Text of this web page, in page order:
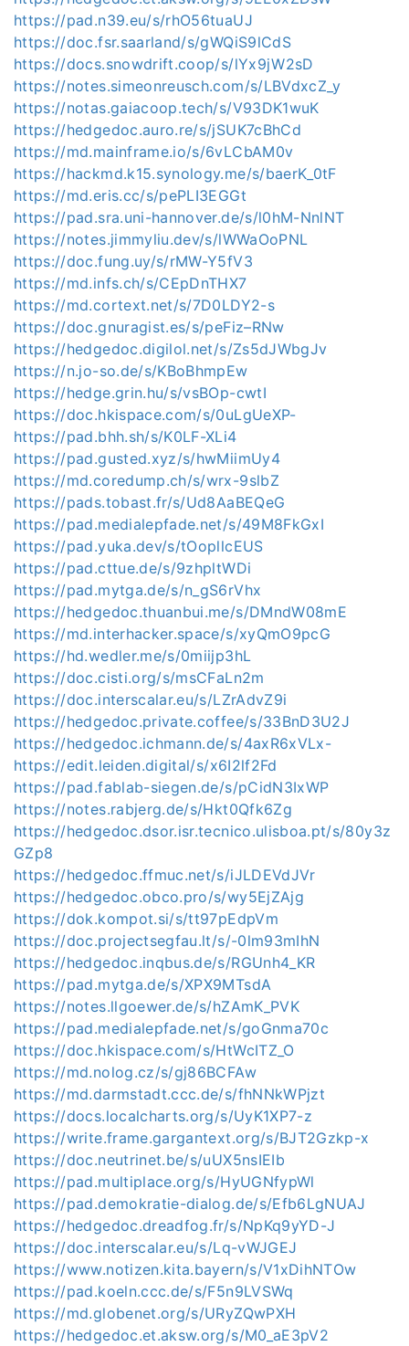
https://pad.n39.eu/s/rhO56tuaUJ
https://doc.fsr.saarland/s/gWQiS9lCdS
https://docs.snowdrift.coop/s/lYx9jW2sD
https://notes.simeonreusch.com/s/LBVdxcZ_y
https://notas.gaiacoop.tech/s/V93DK1wuK
https://hedgedoc.auro.re/s/jSUK7cBhCd
https://md.mainframe.io/s/6vLCbAM0v
https://hackmd.k15.synology.me/s/baerK_0tF
https://md.eris.cc/s/pePLI3EGGt
https://pad.sra.uni-hannover.de/s/l0hM-NnlNT
https://notes.jimmyliu.dev/s/lWWaOoPNL
https://doc.fung.uy/s/rMW-Y5fV3
https://md.infs.ch/s/CEpDnTHX7
https://md.cortext.net/s/7D0LDY2-s
https://doc.gnuragist.es/s/peFiz–RNw
https://hedgedoc.digilol.net/s/Zs5dJWbgJv
https://n.jo-so.de/s/KBoBhmpEw
https://hedge.grin.hu/s/vsBOp-cwtI
https://doc.hkispace.com/s/0uLgUeXP-
https://pad.bhh.sh/s/K0LF-XLi4
https://pad.gusted.xyz/s/hwMiimUy4
https://md.coredump.ch/s/wrx-9slbZ
https://pads.tobast.fr/s/Ud8AaBEQeG
https://pad.medialepfade.net/s/49M8FkGxI
https://pad.yuka.dev/s/tOopllcEUS
https://pad.cttue.de/s/9zhpltWDi
https://pad.mytga.de/s/n_gS6rVhx
https://hedgedoc.thuanbui.me/s/DMndW08mE
https://md.interhacker.space/s/xyQmO9pcG
https://hd.wedler.me/s/0miijp3hL
https://doc.cisti.org/s/msCFaLn2m
https://doc.interscalar.eu/s/LZrAdvZ9i
https://hedgedoc.private.coffee/s/33BnD3U2J
https://hedgedoc.ichmann.de/s/4axR6xVLx-
https://edit.leiden.digital/s/x6I2lf2Fd
https://pad.fablab-siegen.de/s/pCidN3IxWP
https://notes.rabjerg.de/s/Hkt0Qfk6Zg
https://hedgedoc.dsor.isr.tecnico.ulisboa.pt/s/80y3z
GZp8
https://hedgedoc.ffmuc.net/s/iJLDEVdJVr
https://hedgedoc.obco.pro/s/wy5EjZAjg
https://dok.kompot.si/s/tt97pEdpVm
https://doc.projectsegfau.lt/s/-0lm93mIhN
https://hedgedoc.inqbus.de/s/RGUnh4_KR
https://pad.mytga.de/s/XPX9MTsdA
https://notes.llgoewer.de/s/hZAmK_PVK
https://pad.medialepfade.net/s/goGnma70c
https://doc.hkispace.com/s/HtWcITZ_O
https://md.nolog.cz/s/gj86BCFAw
https://md.darmstadt.ccc.de/s/fhNNkWPjzt
https://docs.localcharts.org/s/UyK1XP7-z
https://write.frame.gargantext.org/s/BJT2Gzkp-x
https://doc.neutrinet.be/s/uUX5nsIEIb
https://pad.multiplace.org/s/HyUGNfypWl
https://pad.demokratie-dialog.de/s/Efb6LgNUAJ
https://hedgedoc.dreadfog.fr/s/NpKq9yYD-J
https://doc.interscalar.eu/s/Lq-vWJGEJ
https://www.notizen.kita.bayern/s/V1xDihNTOw
https://pad.koeln.ccc.de/s/F5n9LVSWq
https://md.globenet.org/s/URyZQwPXH
https://hedgedoc.et.aksw.org/s/M0_aE3pV2